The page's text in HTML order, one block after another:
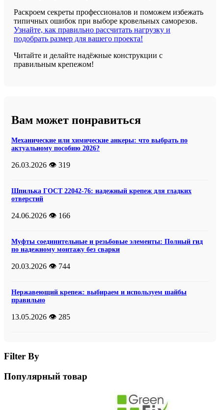
Раскроем секреты профессионалов и поможем избежать
типичных ошибок при выборе кровельных саморезов.
Узнайте, как правильно рассчитать нагрузку и
подобрать размер для вашего проекта!
Читайте и делайте надёжные конструкции с
правильным крепежом!
Вам может понравиться
Механические или химические анкеры: что выбрать по
актуальному пособию 2026?
26.03.2026 👁️ 319
Шпилька ГОСТ 22042-76: надежный крепеж для гладких
отверстий
24.06.2026 👁️ 166
Муфты соединительные и резьбовые элементы: Полный гид
по надежному монтажу без сварки
20.03.2026 👁️ 744
Нержавеющий крепеж: выбираем и используем шайбы
правильно
13.05.2026 👁️ 285
Filter By
Популярный товар